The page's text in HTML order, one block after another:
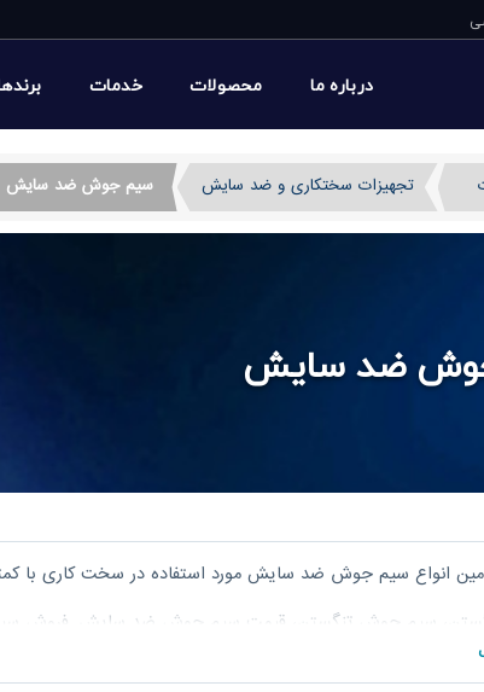
درباره ما محصولات خدمات
تجهیزات سختکاری و ضد سایش سیم جوش ضد سایش
ضد سایش
انواع سیم جوش ضد سایش مورد استفاده در سخت کاری با
سیم جوش تنگستن، قیمت سیم جوش ضد سایش,
پایش, کرودور, مارتک